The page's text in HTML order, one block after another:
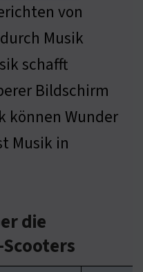
von
Musik
schafft
Bildschirm
können Wunder
Musik in
die